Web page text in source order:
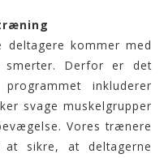
kommer med
smerter. Derfor er det
inkluderer
svage muskelgrupper
Vores trænere
sikre, at deltagerne